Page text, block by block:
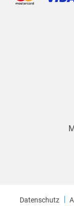
Datenschutz